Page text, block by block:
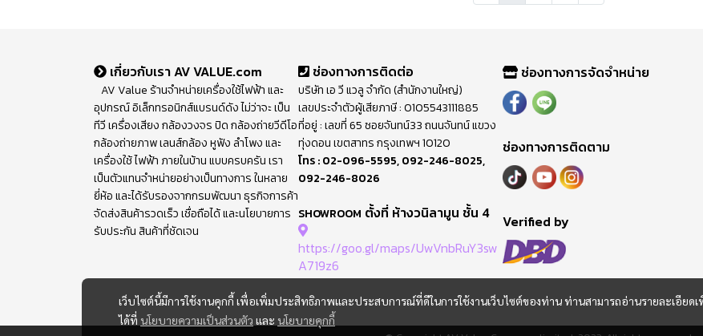
เว็บไซต์นี้มีการใช้งานคุกกี้ เพื่อเพิ่มประสิทธิภาพและประสบการณ์ที่ดีในการใช้งานเว็บไซต์ของท่าน ท่านสามารถอ่านรายละเอียดเ
ได้ที่ นโยบายความเป็นส่วนตัว และ นโยบายคุกกี้
เกี่ยวกับเรา AV VALUE.com
AV Value ร้านจำหน่ายเครื่องใช้ไฟฟ้า และ
อุปกรณ์ อิเล็กทรอนิกส์แบรนด์ดัง ไม่ว่าจะ เป็น
ทีวี เครื่องเสียง กล้องวงจร ปิด กล้องถ่ายวีดีโอ
กล้องถ่ายภาพ เลนส์กล้อง หูฟัง ลำโพง และ
เครื่องใช้ ไฟฟ้า ภายในบ้าน แบบครบครัน เรา
เป็นตัวแทนจำหน่ายอย่างเป็นทางการ ในหลาย
ยี่ห้อ และได้รับรองจากกรมพัฒนา ธุรกิจการค้า
จัดส่งสินค้ารวดเร็ว เชื่อถือได้ และนโยบายการ
รับประกัน สินค้าที่ชัดเจน
ช่องทางการติดต่อ
บริษัท เอ วี แวลู จำกัด (สำนักงานใหญ่)
เลขประจำตัวผู้เสียภาษี : 0105543111885
ที่อยู่ : เลขที่ 65 ซอยจันทน์33 ถนนจันทน์ แขวง
ทุ่งดอน เขตสาทร กรุงเทพฯ 10120
โทร :02-096-5595,092-246-8025,
092-246-8026
SHOWROOM ตั้งที่ ห้างวนิลามูน ชั้น 4
https://goo.gl/maps/UwVnbRuY3sw
A719z6
ช่องทางการจัดจำหน่าย
ช่องทางการติดตาม
Verified by